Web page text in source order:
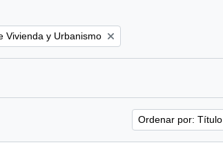
Vivienda y Urbanismo
Ordenar por: Título